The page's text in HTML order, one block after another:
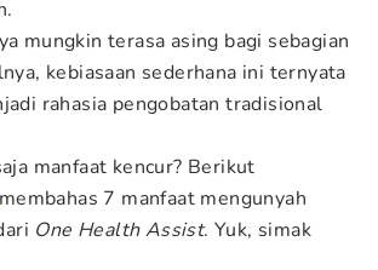
mungkin terasa asing bagi sebagian
kebiasaan sederhana ini ternyata
rahasia pengobatan tradisional
manfaat kencur? Berikut
membahas 7 manfaat mengunyah
One Health Assist. Yuk, simak